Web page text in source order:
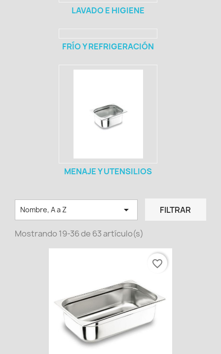
LAVADO E HIGIENE
FRÍO Y REFRIGERACIÓN
MENAJE Y UTENSILIOS
Nombre, A a Z  FILTRAR
Mostrando 19-36 de 63 artículo(s)
favorite_border